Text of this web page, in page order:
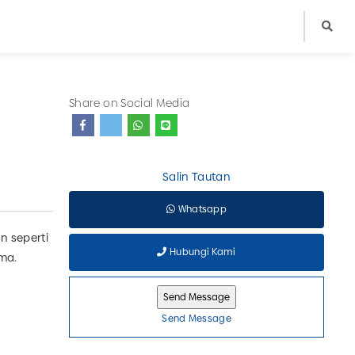
seperti
Share on Social Media
Salin Tautan
Whatsapp
Hubungi Kami
Send Message